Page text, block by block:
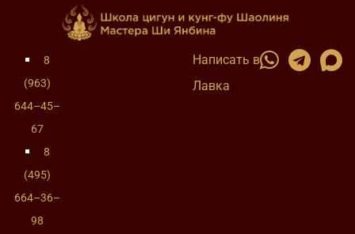
8
(963)
644–45–
67
8
(495)
664–36–
98
Написать в
Лавка